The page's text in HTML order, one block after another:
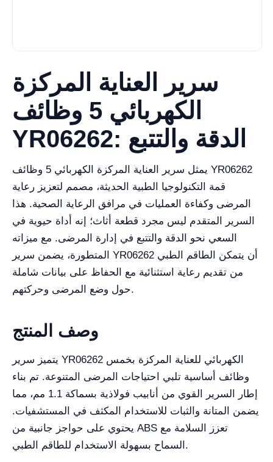
سرير العناية المركزة
الكهربائي 5 وظائف
YR06262: الدقة والتتبع
يمثل سرير العناية المركزة الكهربائي 5 وظائف YR06262
قمة التكنولوجيا الطبية الحديثة، مصمم لتعزيز رعاية
المرضى وكفاءة العمليات في مرافق الرعاية الصحية. هذا
السرير المتقدم ليس مجرد قطعة أثاث؛ إنه أداة حيوية في
السعي نحو الدقة والتتبع في إدارة المرضى. مع ميزاته
المتطورة، يضمن سرير YR06262 أن يتمكن الطاقم الطبي
من تقديم رعاية استثنائية مع الحفاظ على بيانات شاملة
حول وضع المرضى وحركتهم.
وصف المنتج
يتميز سرير YR06262 الكهربائي للعناية المركزة بخمس
وظائف أساسية تلبي احتياجات المرضى المتنوعة. تم بناء
إطار السرير القوي من أنابيب فولاذية بسماكة 1.1 مم، مما
يضمن المتانة والثبات للاستخدام المكثف في المستشفيات.
يحتوي على حواجز جانبية من ABS تعزز السلامة مع
السماح بسهولة الاستخدام للطاقم الطبي.